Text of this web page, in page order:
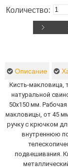
Количество:
Описание
Кисть-макловица,
натуральной
50х150 мм.
макловицы, от 45
ручку с крючком
внутреннюю
подвешивания.